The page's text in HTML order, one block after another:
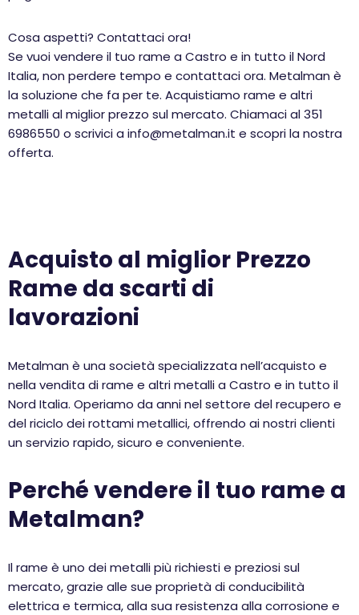
Cosa aspetti? Contattaci ora!
Se vuoi vendere il tuo rame a Castro e in tutto il Nord
Italia, non perdere tempo e contattaci ora. Metalman è
la soluzione che fa per te. Acquistiamo rame e altri
metalli al miglior prezzo sul mercato. Chiamaci al 351
6986550 o scrivici a info@metalman.it e scopri la nostra
offerta.
Acquisto al miglior Prezzo
Rame da scarti di
lavorazioni
Metalman è una società specializzata nell’acquisto e
nella vendita di rame e altri metalli a Castro e in tutto il
Nord Italia. Operiamo da anni nel settore del recupero e
del riciclo dei rottami metallici, offrendo ai nostri clienti
un servizio rapido, sicuro e conveniente.
Perché vendere il tuo rame a
Metalman?
Il rame è uno dei metalli più richiesti e preziosi sul
mercato, grazie alle sue proprietà di conducibilità
elettrica e termica, alla sua resistenza alla corrosione e